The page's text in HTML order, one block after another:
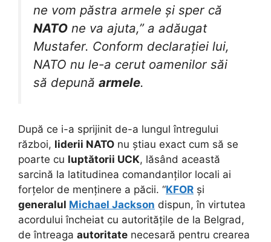
ne vom păstra armele și sper că
NATO ne va ajuta,” a adăugat
Mustafer. Conform declarației lui,
NATO nu le-a cerut oamenilor săi
să depună armele.
După ce i-a sprijinit de-a lungul întregului
război, liderii NATO nu știau exact cum să se
poarte cu luptătorii UCK, lăsând această
sarcină la latitudinea comandanților locali ai
forțelor de menținere a păcii. “KFOR și
generalul Michael Jackson dispun, în virtutea
acordului încheiat cu autoritățile de la Belgrad,
de întreaga autoritate necesară pentru crearea